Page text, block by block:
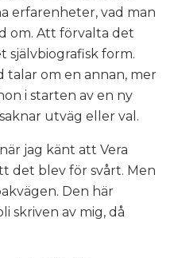
erfarenheter, vad man
om. Att förvalta det
självbiografisk form.
talar om en annan, mer
i starten av en ny
utväg eller val.
jag känt att Vera
det blev för svårt. Men
Den här
skriven av mig, då